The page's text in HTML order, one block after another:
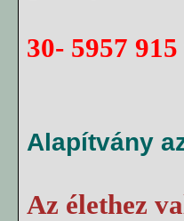
30- 5957
Alapítvány
Az élethez